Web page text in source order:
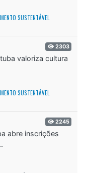
SUSTENTÁVEL
2303
valoriza cultura
SUSTENTÁVEL
2245
abre inscrições